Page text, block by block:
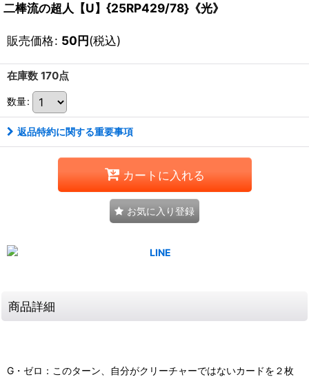
二棒流の超人【U】{25RP429/78}《光》
販売価格: 50円(税込)
在庫数 170点
数量:
返品特約に関する重要事項
カートに入れる
お気に入り登録
商品詳細
G・ゼロ：このターン、自分がクリーチャーではないカードを２枚